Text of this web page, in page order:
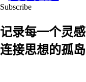
Subscribe
记录每一个灵感
连接思想的孤岛